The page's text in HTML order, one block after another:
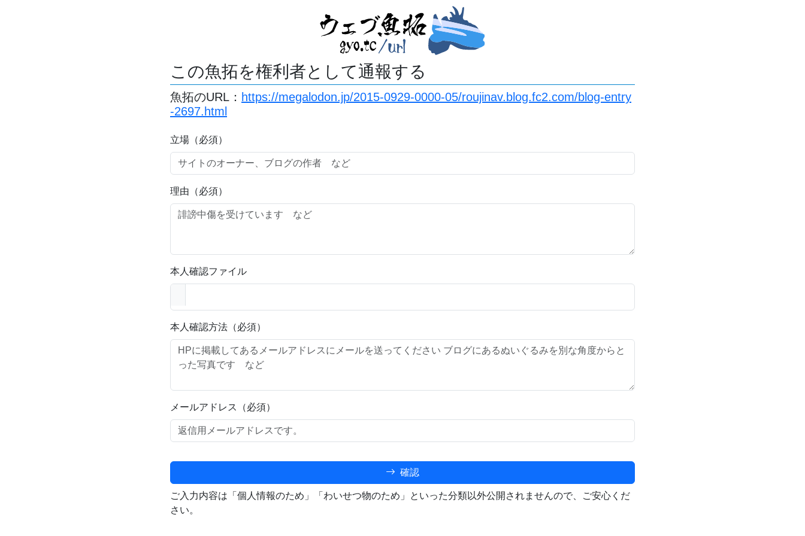
この魚拓を権利者として通報する
魚拓のURL： https://megalodon.jp/2015-0929-0000-05/roujinav.blog.fc2.com/blog-entry
-2697.html
立場（必須）
理由（必須）
本人確認ファイル
本人確認方法（必須）
メールアドレス（必須）
確認
ご入力内容は「個人情報のため」「わいせつ物のため」といった分類以外公開されませんので、ご安心くだ
さい。